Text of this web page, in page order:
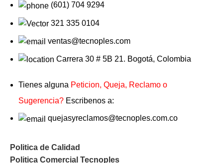
(601) 704 9294
321 335 0104
ventas@tecnoples.com
Carrera 30 # 5B 21. Bogotá, Colombia
Tienes alguna Peticion, Queja, Reclamo o
Sugerencia? Escribenos a:
quejasyreclamos@tecnoples.com.co
Politica de Calidad
Politica Comercial Tecnoples